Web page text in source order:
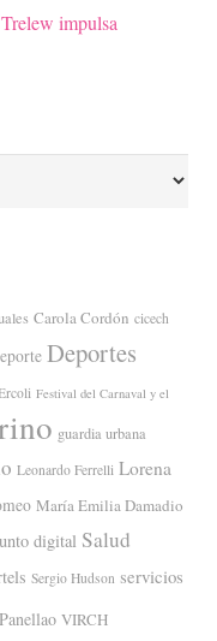
impulsa
Carola Cordón cicech
Deportes
Festival del Carnaval y el
guardia urbana
Leonardo Ferrelli Lorena
María Emilia Damadio
digital Salud
Sergio Hudson servicios
VIRCH